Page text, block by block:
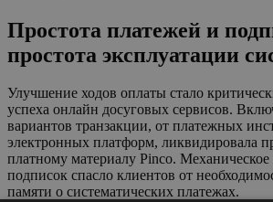
Простота платежей и
простота эксплуатации
Улучшение ходов оплаты стало
успеха онлайн досуговых сервисов.
вариантов транзакции, от платежных
электронных платформ, ликвидировала
платному материалу Pinco. Механическое
подписок спасло клиентов от
памяти о систематических платежах.